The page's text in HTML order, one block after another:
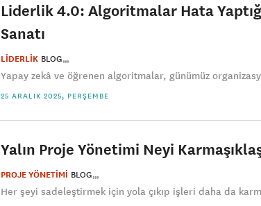
Liderlik 4.0: Algoritmalar Hata
Sanatı
LİDERLİK BLOG
Yapay zekâ ve öğrenen algoritmalar, günümüz
25 ARALIK 2025, PERŞEMBE
Yalın Proje Yönetimi Neyi
PROJE YÖNETİMİ BLOG
Her şeyi sadeleştirmek için yola çıkıp işleri daha da